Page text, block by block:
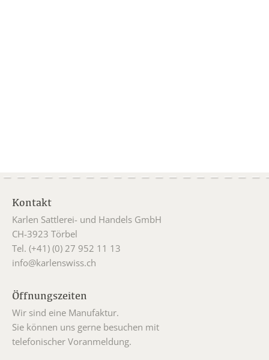
Kontakt
Karlen Sattlerei- und Handels GmbH
CH-3923 Törbel
Tel. (+41) (0) 27 952 11 13
info@karlenswiss.ch
Öffnungszeiten
Wir sind eine Manufaktur.
Sie können uns gerne besuchen mit
telefonischer Voranmeldung.